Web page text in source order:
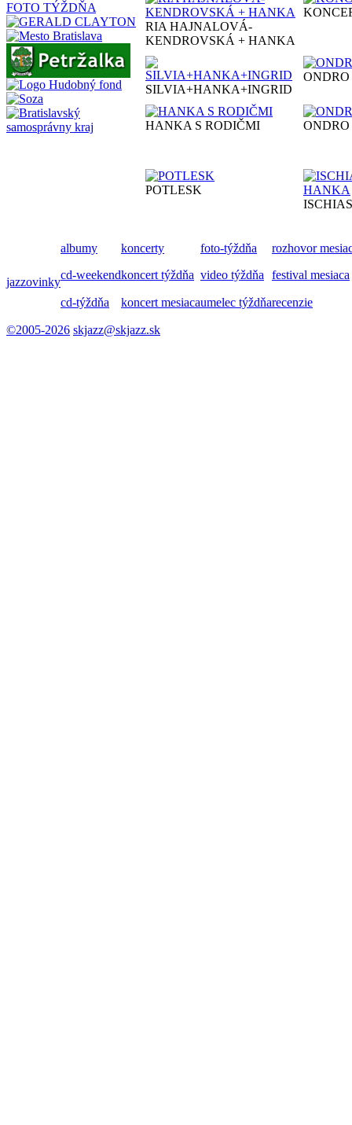
FOTO TÝŽDŇA
RIA HAJNALOVÁ-
KENDROVSKÁ + HANKA
SILVIA+HANKA+INGRID
HANKA S RODIČMI
POTLESK
jazzovinky
albumy koncerty foto-týždňa
rozhovor
cd-weekendkoncert týždňa video týždňa festival mesiaca
cd-týždňa koncert mesiacaumelec týždňarecenzie
©2005-2026 skjazz@skjazz.sk